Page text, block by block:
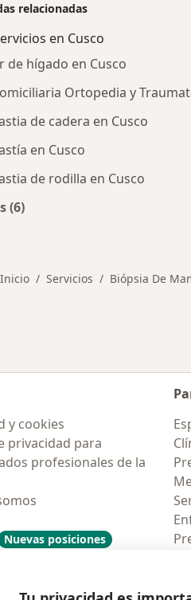
relacionadas
en Cusco
de hígado en Cusco
Ortopedia y
de cadera en Cusco
en Cusco
de rodilla en Cusco
(6)
Servicios Biópsia De
y cookies
privacidad para
profesionales de la
Nuevas posiciones